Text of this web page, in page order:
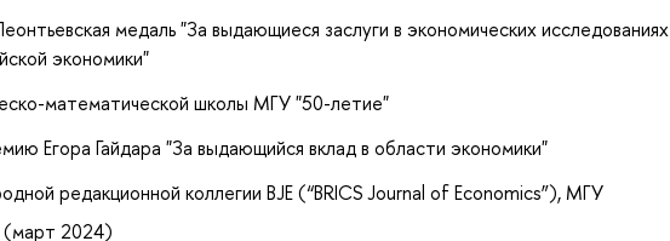
медаль "За выдающиеся заслуги в экономических исследованиях
экономики"
математической школы МГУ "50-летие"
Егора Гайдара "За выдающийся вклад в области экономики"
редакционной коллегии BJE (“BRICS Journal of Economics”), МГУ
2024)